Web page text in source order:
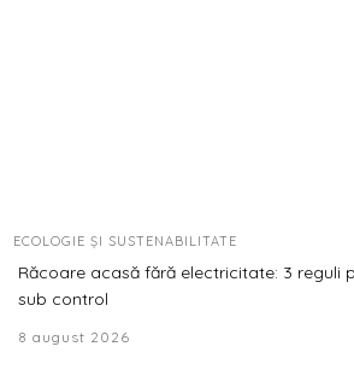
ECOLOGIE ȘI SUSTENABILITATE
Răcoare acasă fără electricitate: 3 reguli
sub control
8 august 2026